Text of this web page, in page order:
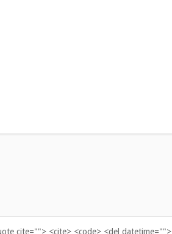
cite=""> <cite> <code> <del datetime="">